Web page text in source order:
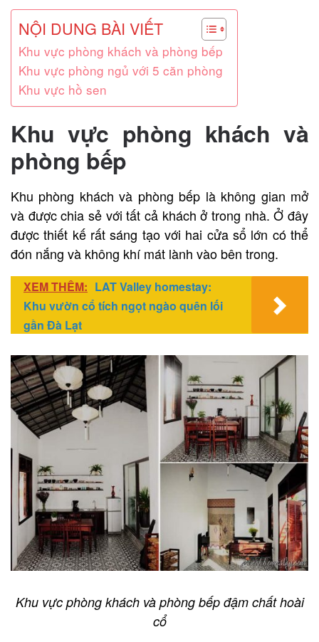
NỘI DUNG BÀI VIẾT
Khu vực phòng khách và phòng bếp
Khu vực phòng ngủ với 5 căn phòng
Khu vực hồ sen
Khu vực phòng khách và
phòng bếp
Khu phòng khách và phòng bếp là không gian mở
và được chia sẻ với tất cả khách ở trong nhà. Ở đây
được thiết kế rất sáng tạo với hai cửa sổ lớn có thể
đón nắng và không khí mát lành vào bên trong.
XEM THÊM: LAT Valley homestay:
Khu vườn cổ tích ngọt ngào quên lối
gần Đà Lạt
Khu vực phòng khách và phòng bếp đậm chất hoài
cổ